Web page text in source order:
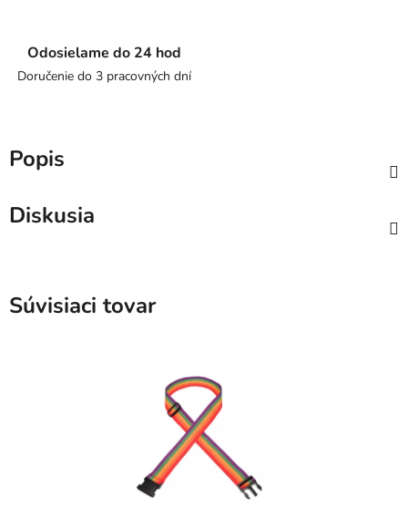
Odosielame do 24 hod
Doručenie do 3 pracovných dní
Popis
Diskusia
Súvisiaci tovar